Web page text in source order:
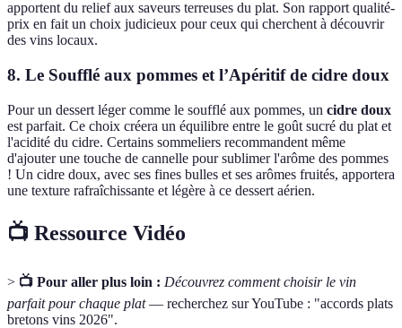
apportent du relief aux saveurs terreuses du plat. Son rapport qualité-
prix en fait un choix judicieux pour ceux qui cherchent à découvrir
des vins locaux.
8. Le Soufflé aux pommes et l’Apéritif de cidre doux
Pour un dessert léger comme le soufflé aux pommes, un cidre doux
est parfait. Ce choix créera un équilibre entre le goût sucré du plat et
l'acidité du cidre. Certains sommeliers recommandent même
d'ajouter une touche de cannelle pour sublimer l'arôme des pommes
! Un cidre doux, avec ses fines bulles et ses arômes fruités, apportera
une texture rafraîchissante et légère à ce dessert aérien.
📺 Ressource Vidéo
> 📺 Pour aller plus loin : Découvrez comment choisir le vin
parfait pour chaque plat— recherchez sur YouTube : "accords plats
bretons vins 2026".